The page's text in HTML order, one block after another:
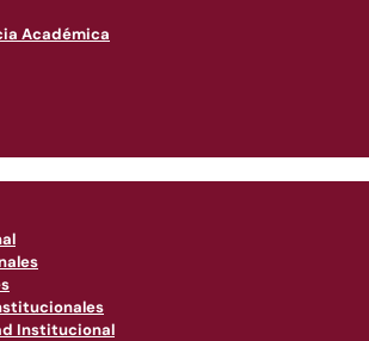
Académica
Institucional